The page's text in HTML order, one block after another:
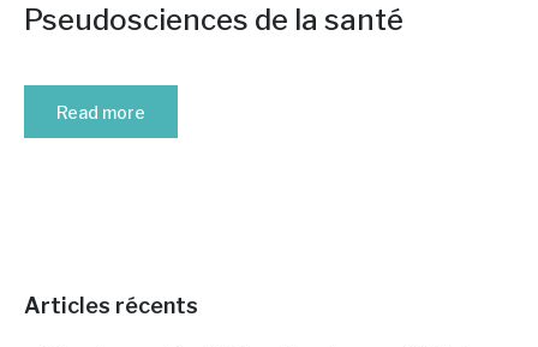
Pseudosciences de la santé
Read more
Articles récents